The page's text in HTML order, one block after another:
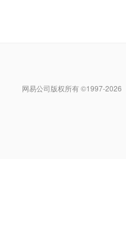
网易公司版权所有 ©1997-2026